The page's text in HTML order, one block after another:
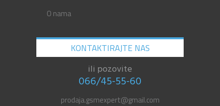
O nama
KONTAKTIRAJTE NAS
ili pozovite
066/45-55-60
prodaja.gsmexpert@gmail.com